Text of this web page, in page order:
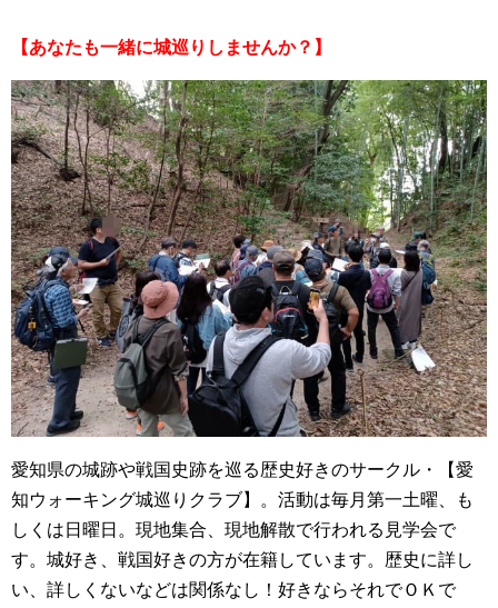
【あなたも一緒に城巡りしませんか？】
愛知県の城跡や戦国史跡を巡る歴史好きのサークル・【愛
知ウォーキング城巡りクラブ】。活動は毎月第一土曜、も
しくは日曜日。現地集合、現地解散で行われる見学会で
す。城好き、戦国好きの方が在籍しています。歴史に詳し
い、詳しくないなどは関係なし！好きならそれでＯＫで